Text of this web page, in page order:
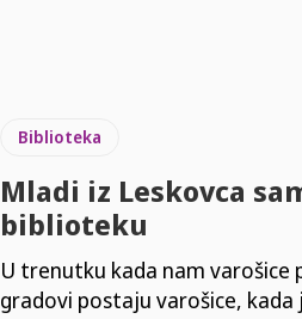
Biblioteka
Mladi iz Leskovca
biblioteku
U trenutku kada nam varošice
gradovi postaju varošice, kada